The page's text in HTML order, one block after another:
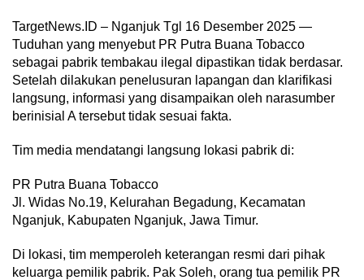
TargetNews.ID – Nganjuk Tgl 16 Desember 2025 —
Tuduhan yang menyebut PR Putra Buana Tobacco
sebagai pabrik tembakau ilegal dipastikan tidak berdasar.
Setelah dilakukan penelusuran lapangan dan klarifikasi
langsung, informasi yang disampaikan oleh narasumber
berinisial A tersebut tidak sesuai fakta.
Tim media mendatangi langsung lokasi pabrik di:
PR Putra Buana Tobacco
Jl. Widas No.19, Kelurahan Begadung, Kecamatan
Nganjuk, Kabupaten Nganjuk, Jawa Timur.
Di lokasi, tim memperoleh keterangan resmi dari pihak
keluarga pemilik pabrik. Pak Soleh, orang tua pemilik PR